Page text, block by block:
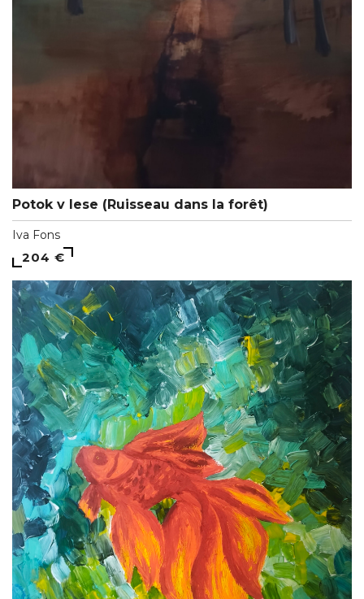
Potok v lese (Ruisseau dans la forêt)
Iva Fons
204 €